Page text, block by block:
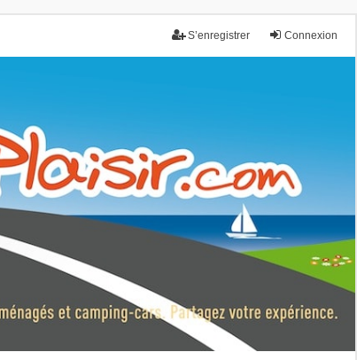
Connexion
S’enregistrer